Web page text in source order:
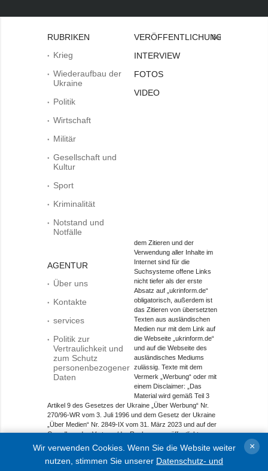
RUBRIKEN
Krieg
Wiederaufbau der
Ukraine
Politik
Wirtschaft
Militär
Gesellschaft und
Kultur
Sport
Kriminalität
Notstand und
Notfälle
AGENTUR
Über uns
Kontakte
services
Politik zur
Vertraulichkeit und
zum Schutz
personenbezogener
Daten
VERÖFFENTLICHUNGEN
INTERVIEW
FOTOS
VIDEO
Bei
dem Zitieren und der
Verwendung aller Inhalte im
Internet sind für die
Suchsysteme offene Links
nicht tiefer als der erste
Absatz auf „ukrinform.de“
obligatorisch, außerdem ist
das Zitieren von übersetzten
Texten aus ausländischen
Medien nur mit dem Link auf
die Webseite „ukrinform.de“
und auf die Webseite des
ausländisches Mediums
zulässig. Texte mit dem
Vermerk „Werbung“ oder mit
einem Disclaimer: „Das
Material wird gemäß Teil 3
Artikel 9 des Gesetzes der Ukraine „Über Werbung“ Nr.
270/96-WR vom 3. Juli 1996 und dem Gesetz der Ukraine
„Über Medien“ Nr. 2849-IX vom 31. März 2023 und auf der
Grundlage des Vertrags/der Rechnung veröffentlicht.
Objekt im Bereich Onlinemedien; Medien-ID R40-01421.
Wir verwenden Cookies. Wenn Sie die Website weiter
nutzen, stimmen Sie unserer Datenschutz- und
×